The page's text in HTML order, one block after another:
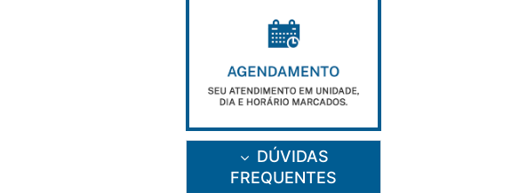
DÚVIDAS
FREQUENTES